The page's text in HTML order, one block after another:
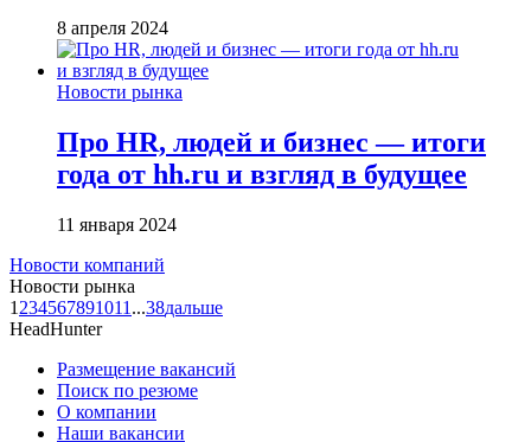
8 апреля 2024
Новости рынка
Про HR, людей и бизнес — итоги
года от hh.ru и взгляд в будущее
11 января 2024
Новости компаний
Новости рынка
1 234567891011 ...38дальше
HeadHunter
Размещение вакансий
Поиск по резюме
О компании
Наши вакансии